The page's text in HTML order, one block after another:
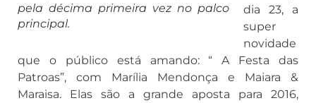
pela décima primeira vez no palco
principal.
dia 23, a
super
novidade
que o público está amando: “ A Festa das
Patroas”, com Marília Mendonça e Maiara &
Maraisa. Elas são a grande aposta para 2016,